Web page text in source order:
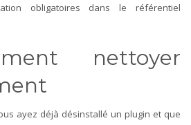
obligatoires dans le référentiel
nettoyer
ayez déjà désinstallé un plugin et que